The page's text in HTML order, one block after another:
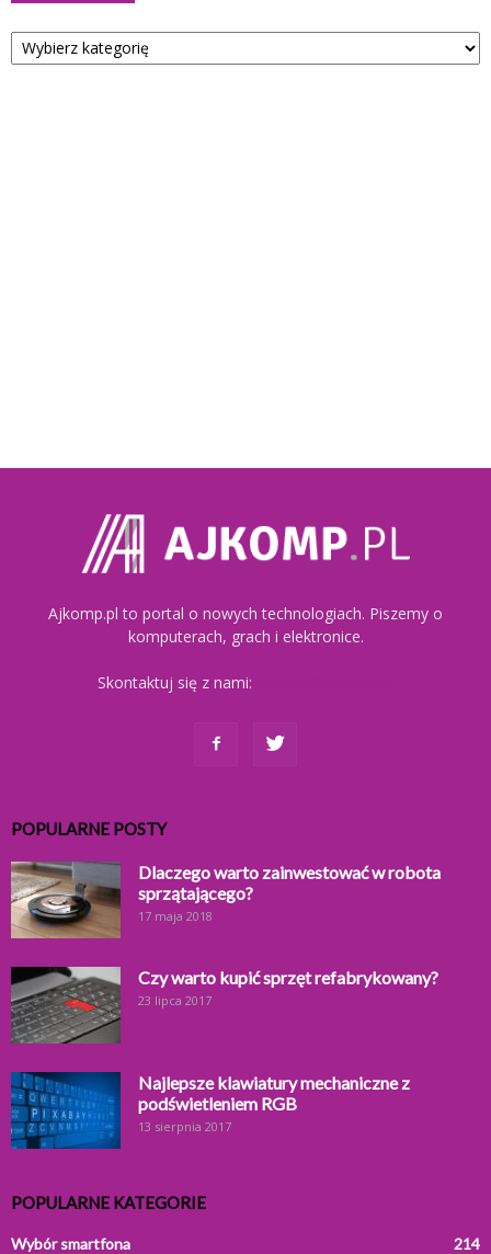
Kategorie
Ajkomp.pl to portal o nowych technologiach. Piszemy o
komputerach, grach i elektronice.
Skontaktuj się z nami:
POPULARNE POSTY
Dlaczego warto zainwestować w robota
sprzątającego?
17 maja 2018
Czy warto kupić sprzęt refabrykowany?
23 lipca 2017
Najlepsze klawiatury mechaniczne z
podświetleniem RGB
13 sierpnia 2017
POPULARNE KATEGORIE
Wybór smartfona 214